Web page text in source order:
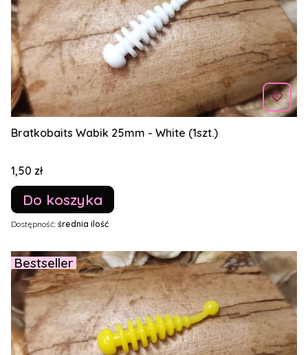
Bratkobaits Wabik 25mm - White (1szt.)
Cena
1,50 zł
Do koszyka
Dostępność: średnia ilość
Bestseller